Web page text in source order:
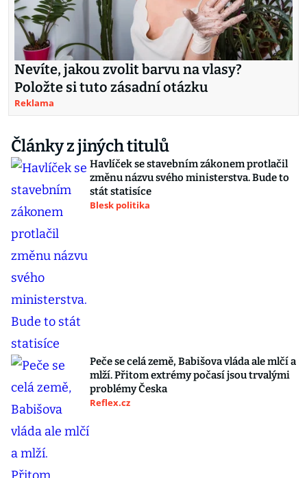
Nevíte, jakou zvolit barvu na vlasy?
Položte si tuto zásadní otázku
Reklama
Články z jiných titulů
Havlíček se stavebním zákonem protlačil
změnu názvu svého ministerstva. Bude to
stát statisíce
Blesk politika
Peče se celá země, Babišova vláda ale mlčí a
mlží. Přitom extrémy počasí jsou trvalými
problémy Česka
Reflex.cz